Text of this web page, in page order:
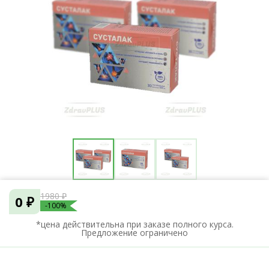
0 ₽ 1980 ₽
-100%
*цена действительна при заказе полного курса.
Предложение ограничено